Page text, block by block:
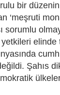
bir
‘meşruti
sorumlu
elinde
Şahıs